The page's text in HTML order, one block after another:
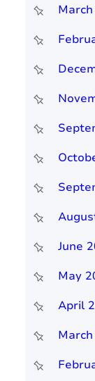
June
May
April